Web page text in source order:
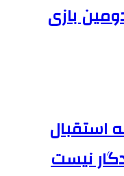
بازی
استقبال
نیست